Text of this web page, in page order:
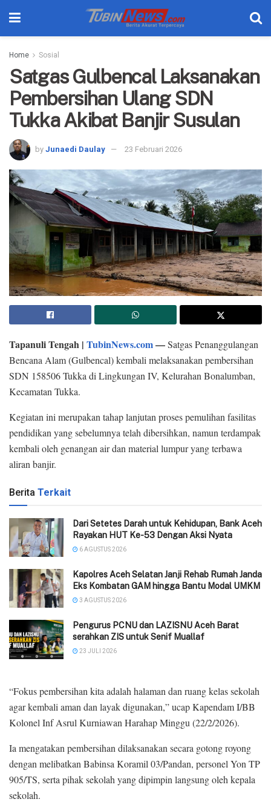
Home Sosial
Satgas Gulbencal Laksanakan
Pembersihan Ulang SDN
Tukka Akibat Banjir Susulan
by Junaedi Daulay 23 Februari 2026
Tapanuli Tengah | TubinNews.com—Satgas Penanggulangan
Bencana Alam (Gulbencal) kembali melaksanakan pembersihan
SDN 158506 Tukka di Lingkungan IV, Kelurahan Bonalumban,
Kecamatan Tukka.
Kegiatan ini merupakan tahap lanjutan proses pemulihan fasilitas
pendidikan yang sebelumnya telah dibersihkan, namun terdampak
kembali oleh genangan air dan material lumpur yang terbawa
aliran banjir.
Berita Terkait
Dari Setetes Darah untuk Kehidupan, Bank Aceh
Rayakan HUT Ke-53 Dengan Aksi Nyata
6 AGUSTUS 2026
‎Kapolres Aceh Selatan Janji Rehab Rumah Janda
Eks Kombatan GAM hingga Bantu Modal UMKM ‎
3 AGUSTUS 2026
Pengurus PCNU dan LAZISNU Aceh Barat
serahkan ZIS untuk Senif Muallaf
23 JULI 2026
“Fokus pembersihan kita adalah halaman dan ruang kelas sekolah
agar kembali aman dan layak digunakan,” ucap Kapendam I/BB
Kolonel Inf Asrul Kurniawan Harahap Minggu (22/2/2026).
Ia mengatakan pembersihan dilaksanakan secara gotong royong
dengan melibatkan Babinsa Koramil 03/Pandan, personel Yon TP
905/TS, serta pihak sekolah yang dipimpin langsung oleh kepala
sekolah.